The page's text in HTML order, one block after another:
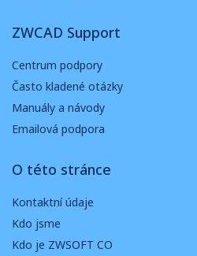
ZWCAD Support
Centrum podpory
Často kladené otázky
Manuály a návody
Emailová podpora
O této stránce
Kontaktní údaje
Kdo jsme
Kdo je ZWSOFT CO